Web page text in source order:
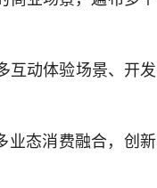
互动体验场景、开发
业态消费融合，创新